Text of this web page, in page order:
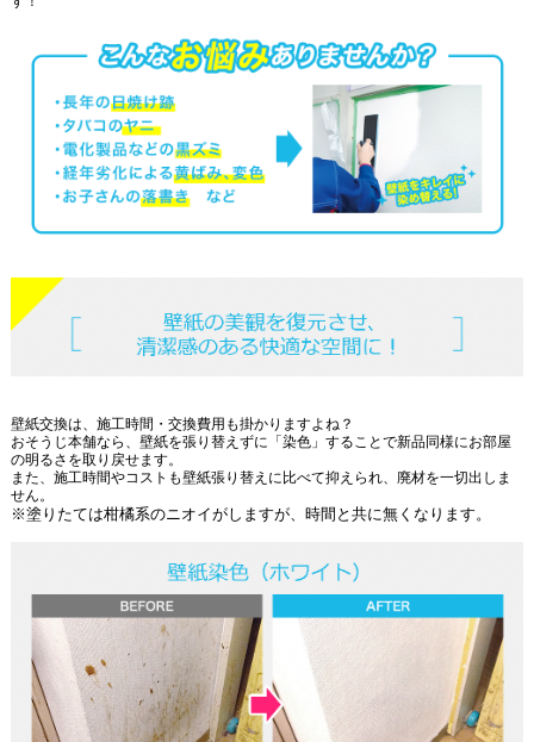
壁紙交換は、施工時間・交換費用も掛かりますよね？
おそうじ本舗なら、壁紙を張り替えずに「染色」することで新品同様にお部屋
の明るさを取り戻せます。
また、施工時間やコストも壁紙張り替えに比べて抑えられ、廃材を一切出しま
せん。
※塗りたては柑橘系のニオイがしますが、時間と共に無くなります。